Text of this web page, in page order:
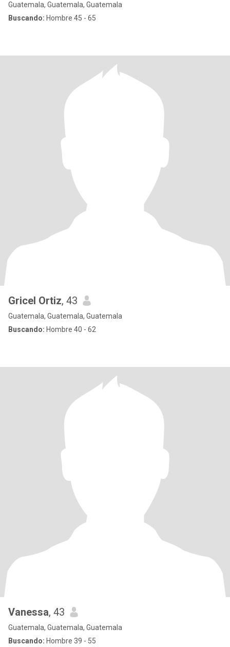
Guatemala, Guatemala, Guatemala
Buscando: Hombre 45 - 65
Gricel Ortiz, 43
Guatemala, Guatemala, Guatemala
Buscando: Hombre 40 - 62
Vanessa, 43
Guatemala, Guatemala, Guatemala
Buscando: Hombre 39 - 55